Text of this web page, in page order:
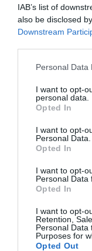
IAB’s list of
also be disclosed
Downstream
Personal Data
I want to opt-
personal data.
Opted In
I want to opt-
Personal Data.
Opted In
I want to opt-
Personal Data
Opted In
I want to opt-
Retention,
Personal Data
Purposes for
Opted Out
Marcelo
historia, de
desmontar la
cristiano"
por Hispanidad
DIARIO DE
Diario de la
Oír se
“Pedro
por Redacción
Artículos